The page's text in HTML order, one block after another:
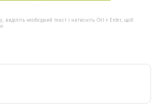
необхідний текст і натисніть Ctrl + Enter, щоб